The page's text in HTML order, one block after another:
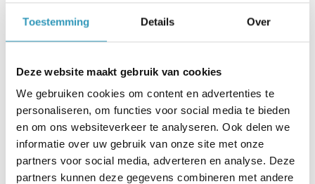
Toestemming Details Over
Deze website maakt gebruik van cookies
We gebruiken cookies om content en advertenties te
personaliseren, om functies voor social media te bieden
en om ons websiteverkeer te analyseren. Ook delen we
informatie over uw gebruik van onze site met onze
partners voor social media, adverteren en analyse. Deze
partners kunnen deze gegevens combineren met andere
Door gebruik te maken van CNC-gestuurde
machines zijn speciale contouren,
uitsparingen en profielen uitstekend te
realiseren. Frezen is daarom een flexibele
techniek die vaak wordt ingezet voor
producten die buiten de standaard vallen.
Benieuwd hoe wij rubber frezen toepassen?